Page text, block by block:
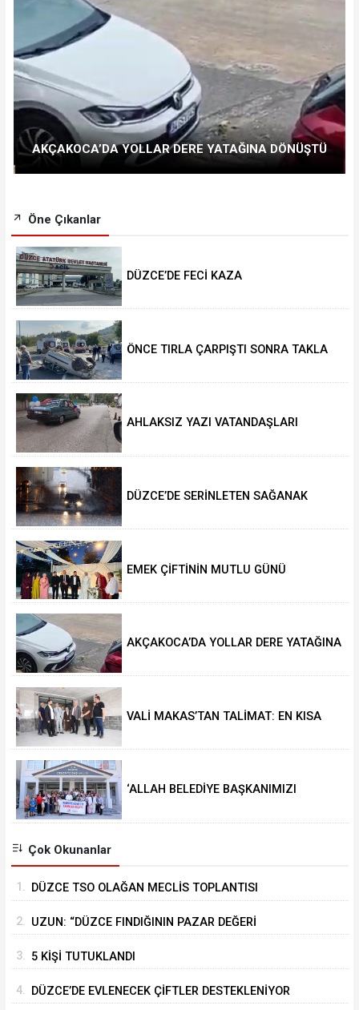
AKÇAKOCA’DA YOLLAR DERE YATAĞINA DÖNÜŞTÜ
Öne Çıkanlar
DÜZCE’DE FECİ KAZA
ÖNCE TIRLA ÇARPIŞTI SONRA TAKLA
AHLAKSIZ YAZI VATANDAŞLARI
DÜZCE’DE SERİNLETEN SAĞANAK
EMEK ÇİFTİNİN MUTLU GÜNÜ
AKÇAKOCA’DA YOLLAR DERE YATAĞINA
VALİ MAKAS’TAN TALİMAT: EN KISA
‘ALLAH BELEDİYE BAŞKANIMIZI
Çok Okunanlar
1. DÜZCE TSO OLAĞAN MECLİS TOPLANTISI
2. UZUN: “DÜZCE FINDIĞININ PAZAR DEĞERİ
3. 5 KİŞİ TUTUKLANDI
4. DÜZCE’DE EVLENECEK ÇİFTLER DESTEKLENİYOR